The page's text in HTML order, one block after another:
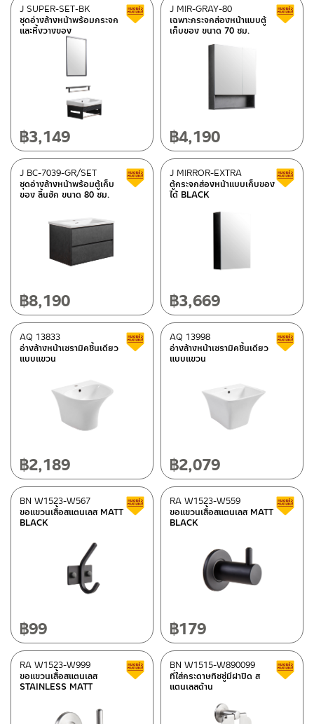
ชุดอ่างล้างหน้าพร้อมกระจก
และหิ้งวางของ
J SUPER-SET-BK Clearance sale
฿3,149
เฉพาะกระจกส่องหน้าแบบตู้
เก็บของ ขนาด 70 ซม.
J MIR-GRAY-80
฿4,190
ชุดอ่างล้างหน้าพร้อมตู้เก็บ
ของ ลิ้นชัก ขนาด 80 ซม.
J BC-7039-GR/SET Clearance sale
฿8,190
ตู้กระจกส่องหน้าแบบเก็บของ
ได้ BLACK
J MIRROR-EXTRA
฿3,669
อ่างล้างหน้าเซรามิคชิ้นเดียว
แบบแขวน
AQ 13833 Clearance sale
฿2,189
อ่างล้างหน้าเซรามิคชิ้นเดียว
แบบแขวน
AQ 13998
฿2,079
ขอแขวนเสื้อสแตนเลส MATT
BLACK
BN W1523-W567 Clearance sale
฿99
ขอแขวนเสื้อสแตนเลส MATT
BLACK
RA W1523-W559
฿179
ขอแขวนเสื้อสแตนเลส
STAINLESS MATT
RA W1523-W999 Clearance sale
ที่ใส่กระดาษทิชชู่มีฝาปิด ส
แตนเลสด้าน
BN W1515-W890099